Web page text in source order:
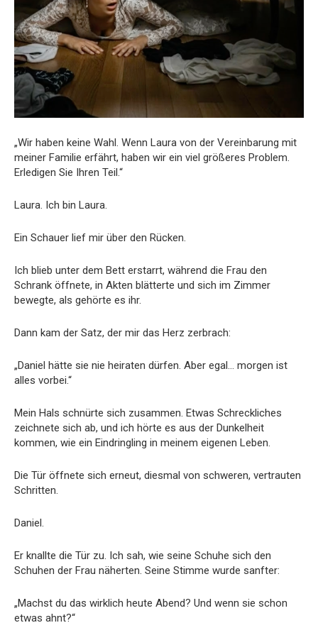
„Wir haben keine Wahl. Wenn Laura von der Vereinbarung mit
meiner Familie erfährt, haben wir ein viel größeres Problem.
Erledigen Sie Ihren Teil.“
Laura. Ich bin Laura.
Ein Schauer lief mir über den Rücken.
Ich blieb unter dem Bett erstarrt, während die Frau den
Schrank öffnete, in Akten blätterte und sich im Zimmer
bewegte, als gehörte es ihr.
Dann kam der Satz, der mir das Herz zerbrach:
„Daniel hätte sie nie heiraten dürfen. Aber egal… morgen ist
alles vorbei.“
Mein Hals schnürte sich zusammen. Etwas Schreckliches
zeichnete sich ab, und ich hörte es aus der Dunkelheit
kommen, wie ein Eindringling in meinem eigenen Leben.
Die Tür öffnete sich erneut, diesmal von schweren, vertrauten
Schritten.
Daniel.
Er knallte die Tür zu. Ich sah, wie seine Schuhe sich den
Schuhen der Frau näherten. Seine Stimme wurde sanfter:
„Machst du das wirklich heute Abend? Und wenn sie schon
etwas ahnt?“